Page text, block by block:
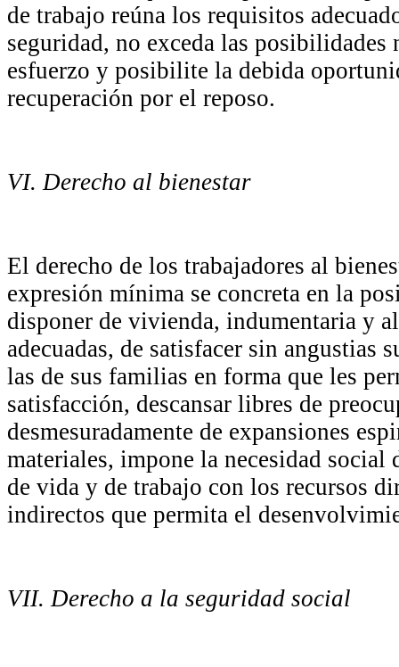
de trabajo reúna los requisitos
seguridad, no exceda las posibilidades
esfuerzo y posibilite la debida
recuperación por el reposo.
VI. Derecho al bienestar
El derecho de los trabajadores al
expresión mínima se concreta en la
disponer de vivienda, indumentaria y
adecuadas, de satisfacer sin angustias
las de sus familias en forma que les
satisfacción, descansar libres de
desmesuradamente de expansiones
materiales, impone la necesidad social
de vida y de trabajo con los recursos
indirectos que permita el
VII. Derecho a la seguridad social